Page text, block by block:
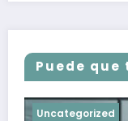
Puede que
Uncategorized